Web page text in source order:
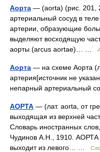
Аорта — (aorta) (рис. 201,
артериальный сосуд в теле
артерии, образующие
выделяют восходящую
аорты (arcus aortae)… …
Аорта — на схеме Аорта
артерия[источник не
непарный артериальный
АОРТА — (лат. aorta, от
выходящая из верхней
Словарь иностранных
Чудинов А.Н., 1910. АОРТА
выходит из левого… …